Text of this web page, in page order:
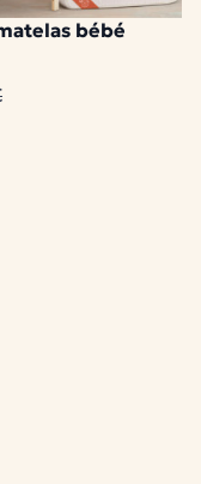
bébé